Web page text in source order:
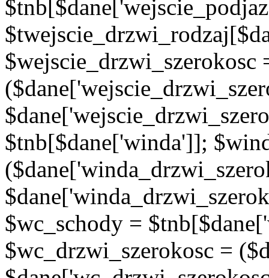
$wejscie_drzwi_szerokosc
$tnb[$dane['winda']];
$wc_schody =
$wc_drzwi_szerokosc =